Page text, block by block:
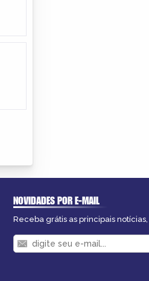
NOVIDADES POR E-MAIL
Receba grátis as principais